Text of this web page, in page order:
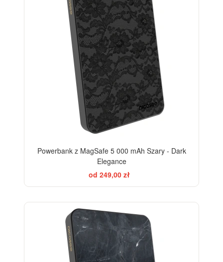
Powerbank z MagSafe 5 000 mAh Szary - Dark
Elegance
od 249,00 zł